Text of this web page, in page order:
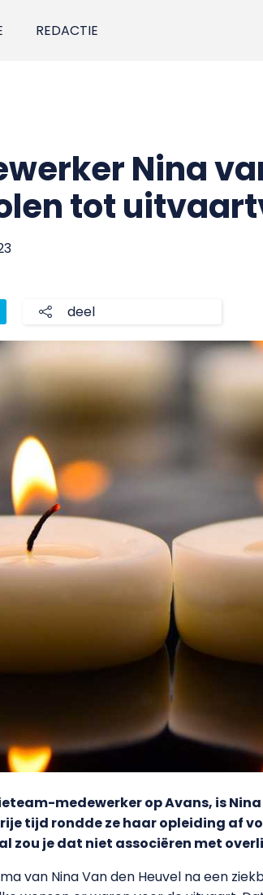
REDACTIE
Nina
tot
deel
medewerker op Avans, is
tijd rondde ze haar opleiding af
zou je dat niet associëren met
van Nina Van den Heuvel na een